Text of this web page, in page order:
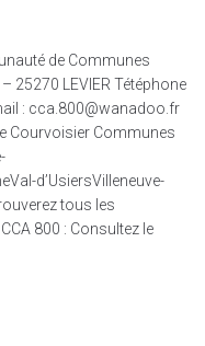
de Communes
25270 LEVIER Tétéphone
: cca.800@wanadoo.fr
Courvoisier Communes
d’UsiersVilleneuve-
tous les
800 : Consultez le